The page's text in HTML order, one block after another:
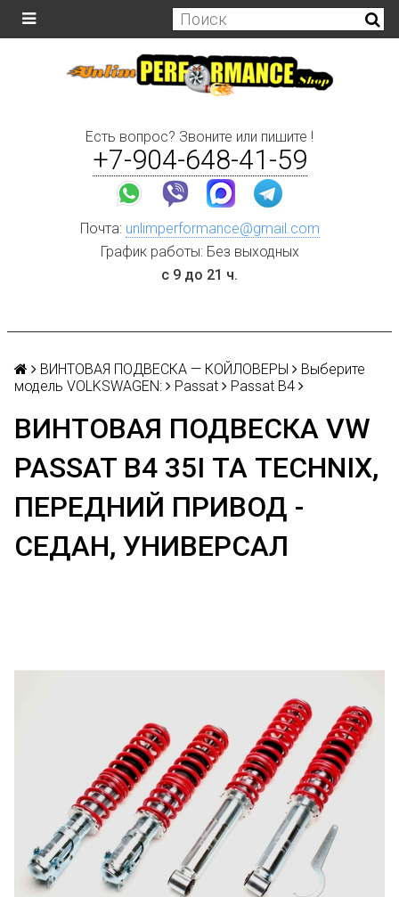
Есть вопрос? Звоните или пишите !
+7-904-648-41-59
Почта: unlimperformance@gmail.com
График работы: Без выходных
с 9 до 21 ч.
ВИНТОВАЯ ПОДВЕСКА — КОЙЛОВЕРЫ
Выберите
модель VOLKSWAGEN:
Passat Passat B4
ВИНТОВАЯ ПОДВЕСКА VW
PASSAT B4 35I ТА TECHNIX,
ПЕРЕДНИЙ ПРИВОД -
СЕДАН, УНИВЕРСАЛ